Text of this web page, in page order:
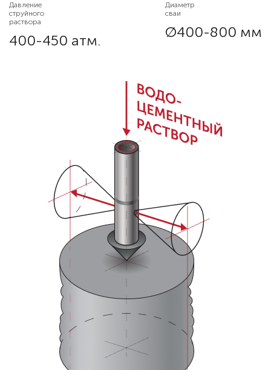
Давление
струйного
раствора
400-450 атм.
Диаметр
сваи
Ø400-800 мм